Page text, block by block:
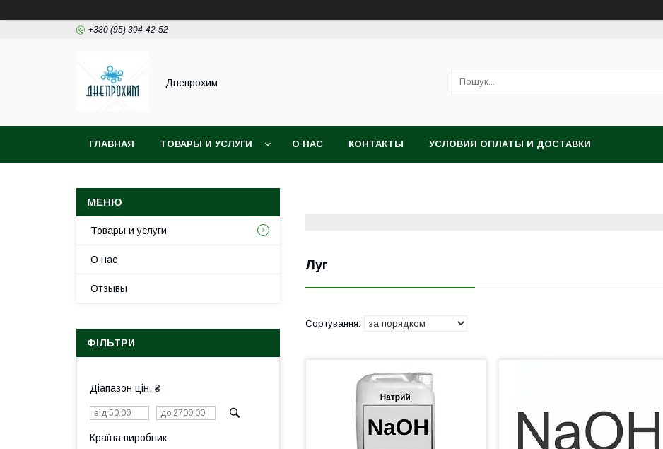
+380 (95) 304-42-52
Днепрохим
ГЛАВНАЯ ТОВАРЫ И УСЛУГИ О НАС КОНТАКТЫ УСЛОВИЯ ОПЛАТЫ И ДОСТАВКИ
Луг
Товары и услуги
О нас
Отзывы
ФІЛЬТРИ
Діапазон цін, ₴
Країна виробник